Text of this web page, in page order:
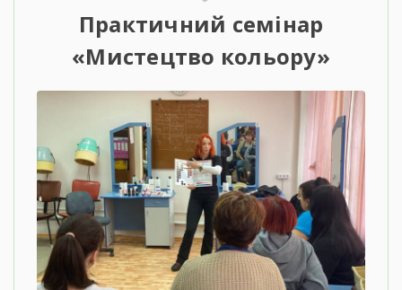
Практичний семінар
«Мистецтво кольору»